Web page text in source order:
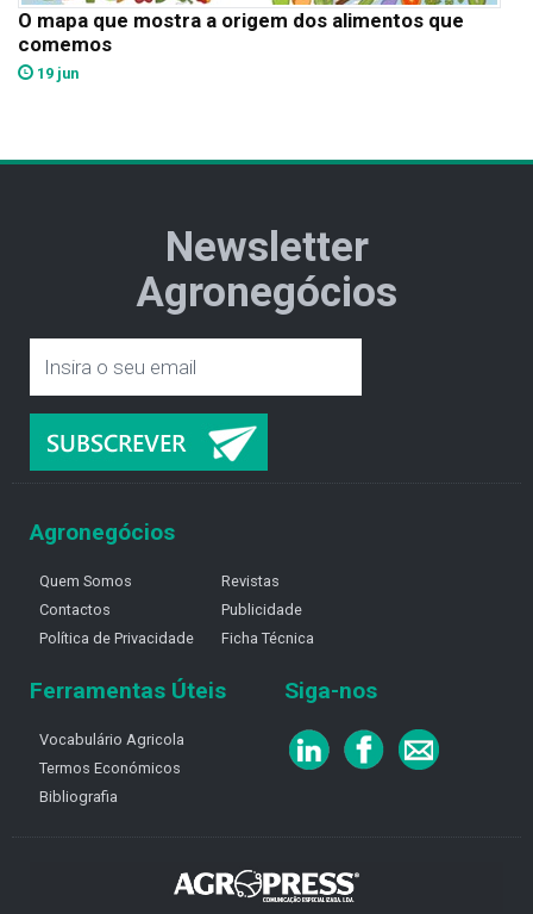
O mapa que mostra a origem dos alimentos que
comemos
19 jun
Newsletter
Agronegócios
Agronegócios
Quem Somos
Contactos
Política de Privacidade
Revistas
Publicidade
Ficha Técnica
Ferramentas Úteis
Vocabulário Agricola
Termos Económicos
Bibliografia
Siga-nos